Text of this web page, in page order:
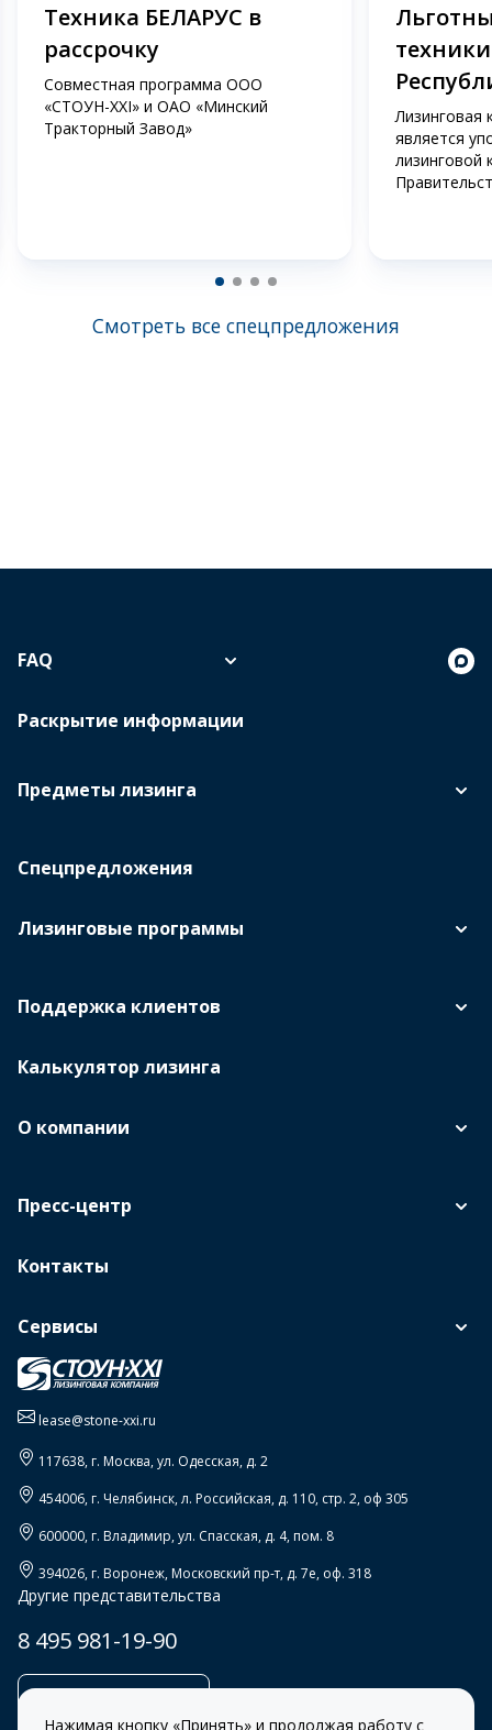
Техника БЕЛАРУС в
рассрочку
Совместная программа ООО
«СТОУН-XXI» и ОАО «Минский
Тракторный Завод»
Лизинговая
является
лизинговой
Смотреть все спецпредложения
Предметы лизинга
Спецпредложения
Лизинговые программы
Поддержка клиентов
Калькулятор лизинга
О компании
Пресс-центр
Контакты
Сервисы
FAQ
Раскрытие информации
lease@stone-xxi.ru
117638, г. Москва,ул. Одесская, д. 2
454006, г. Челябинск,л. Российская, д. 110, стр. 2, оф 305
600000, г. Владимир,ул. Спасская, д. 4, пом. 8
394026, г. Воронеж,Московский пр-т, д. 7е, оф. 318
Другие представительства
8 495 981-19-90
Нажимая кнопку «Принять» и продолжая работу с